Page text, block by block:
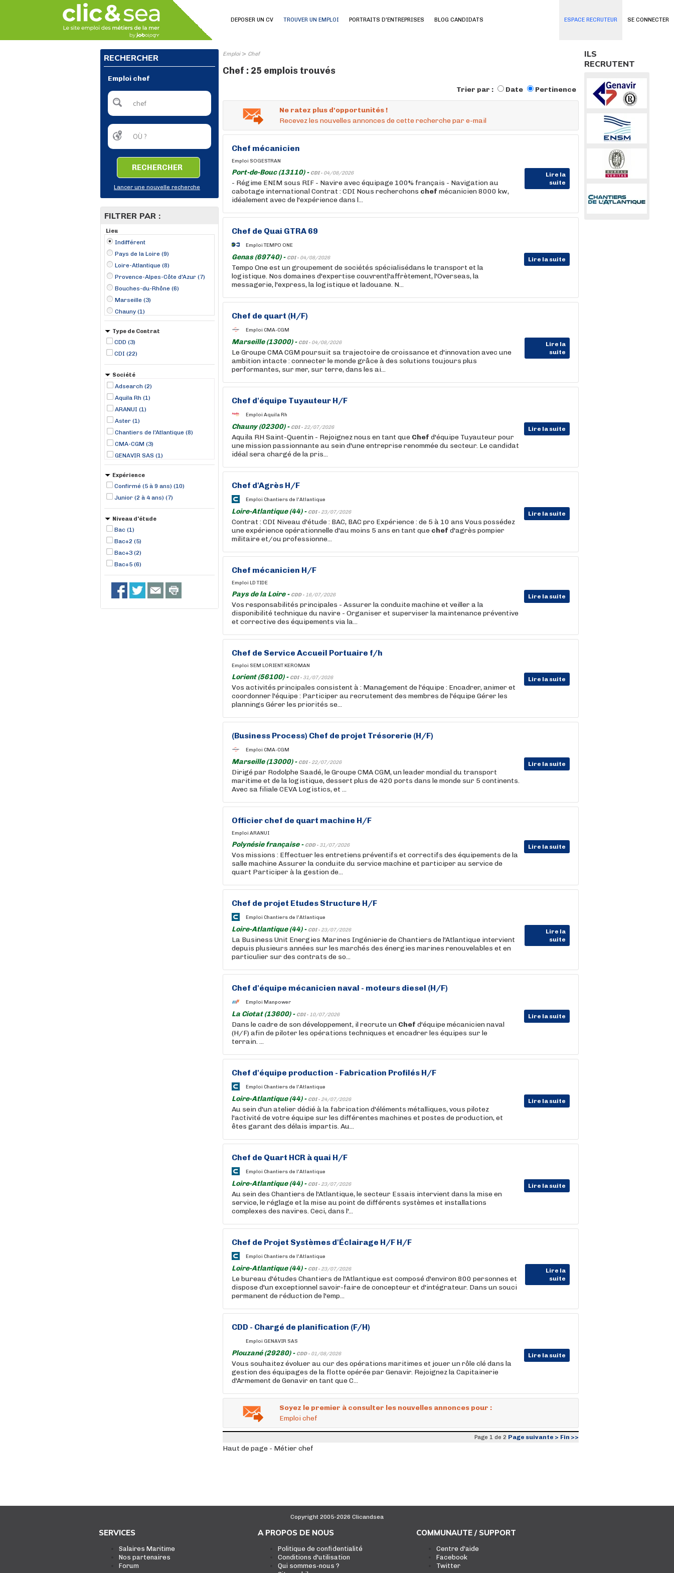
SE CONNECTER
DEPOSER UN CV TROUVER UN EMPLOI PORTRAITS D'ENTREPRISES BLOG CANDIDATS ESPACE RECRUTEUR
RECHERCHER
Emploi chef
RECHERCHER
Lancer une nouvelle recherche
FILTRER PAR :
Lieu
Indifférent
Pays de la Loire (9)
Loire-Atlantique (8)
Provence-Alpes-Côte d'Azur (7)
Bouches-du-Rhône (6)
Marseille (3)
Chauny (1)
Concarneau (1)
Genas (1)
La Ciotat (1)
La Trinité (1)
Type de Contrat
CDD (3)
CDI (22)
Société
Adsearch (2)
Aquila Rh (1)
ARANUI (1)
Aster (1)
Chantiers de l'Atlantique (8)
CMA-CGM (3)
GENAVIR SAS (1)
GROUPE CAYON (1)
LD TIDE (1)
Manpower (1)
Ouest Recrutement (1)
Expérience
Confirmé (5 à 9 ans) (10)
Junior (2 à 4 ans) (7)
Niveau d'étude
Bac (1)
Bac+2 (5)
Bac+3 (2)
Bac+5 (6)
Emploi> Chef
Chef : 25 emplois trouvés
Trier par : Date Pertinence
Ne ratez plus d'opportunités !
Recevez les nouvelles annonces de cette recherche par e-mail
Chef mécanicien
Emploi SOGESTRAN
Port-de-Bouc (13110) - CDI - 04/08/2026
Lire la
suite
- Régime ENIM sous RIF - Navire avec équipage 100% français - Navigation au
cabotage international Contrat : CDI Nous recherchons chef mécanicien 8000 kw,
idéalement avec de l'expérience dans l...
Chef de Quai GTRA 69
Emploi TEMPO ONE
Genas (69740) - CDI - 04/08/2026 Lire la suite
Tempo One est un groupement de sociétés spécialisédans le transport et la
logistique. Nos domaines d'expertise couvrentl'affrètement, l'Overseas, la
messagerie, l'express, la logistique et ladouane. N...
Chef de quart (H/F)
Emploi CMA-CGM
Marseille (13000) - CDI - 04/08/2026
Lire la
suite
Le Groupe CMA CGM poursuit sa trajectoire de croissance et d'innovation avec une
ambition intacte : connecter le monde grâce à des solutions toujours plus
performantes, sur mer, sur terre, dans les ai...
Chef d'équipe Tuyauteur H/F
Emploi Aquila Rh
Chauny (02300) - CDI - 22/07/2026 Lire la suite
Aquila RH Saint-Quentin - Rejoignez nous en tant que Chef d'équipe Tuyauteur pour
une mission passionnante au sein d'une entreprise renommée du secteur. Le candidat
idéal sera chargé de la pris...
Chef d'Agrès H/F
Emploi Chantiers de l'Atlantique
Loire-Atlantique (44) - CDI - 23/07/2026 Lire la suite
Contrat : CDI Niveau d'étude : BAC, BAC pro Expérience : de 5 à 10 ans Vous possédez
une expérience opérationnelle d'au moins 5 ans en tant que chef d'agrès pompier
militaire et/ou professionne...
Chef mécanicien H/F
Emploi LD TIDE
Pays de la Loire - CDD - 16/07/2026 Lire la suite
Vos responsabilités principales - Assurer la conduite machine et veiller a la
disponibilité technique du navire - Organiser et superviser la maintenance préventive
et corrective des équipements via la...
Chef de Service Accueil Portuaire f/h
Emploi SEM LORIENT KEROMAN
Lorient (56100) - CDI - 31/07/2026 Lire la suite
Vos activités principales consistent à : Management de l'équipe : Encadrer, animer et
coordonner l'équipe : Participer au recrutement des membres de l'équipe Gérer les
plannings Gérer les priorités se...
(Business Process) Chef de projet Trésorerie (H/F)
Emploi CMA-CGM
Marseille (13000) - CDI - 22/07/2026 Lire la suite
Dirigé par Rodolphe Saadé, le Groupe CMA CGM, un leader mondial du transport
maritime et de la logistique, dessert plus de 420 ports dans le monde sur 5 continents.
Avec sa filiale CEVA Logistics, et ...
Officier chef de quart machine H/F
Emploi ARANUI
Polynésie française - CDD - 31/07/2026 Lire la suite
Vos missions : Effectuer les entretiens préventifs et correctifs des équipements de la
salle machine Assurer la conduite du service machine et participer au service de
quart Participer à la gestion de...
Chef de projet Etudes Structure H/F
Emploi Chantiers de l'Atlantique
Loire-Atlantique (44) - CDI - 23/07/2026
Lire la
suite
La Business Unit Energies Marines Ingénierie de Chantiers de l'Atlantique intervient
depuis plusieurs années sur les marchés des énergies marines renouvelables et en
particulier sur des contrats de so...
Chef d'équipe mécanicien naval - moteurs diesel (H/F)
Emploi Manpower
La Ciotat (13600) - CDI - 10/07/2026 Lire la suite
Dans le cadre de son développement, il recrute un Chef d'équipe mécanicien naval
(H/F) afin de piloter les opérations techniques et encadrer les équipes sur le
terrain. ...
Chef d'équipe production - Fabrication Profilés H/F
Emploi Chantiers de l'Atlantique
Loire-Atlantique (44) - CDI - 24/07/2026 Lire la suite
Au sein d'un atelier dédié à la fabrication d'éléments métalliques, vous pilotez
l'activité de votre équipe sur les différentes machines et postes de production, et
êtes garant des délais impartis. Au...
Chef de Quart HCR à quai H/F
Emploi Chantiers de l'Atlantique
Loire-Atlantique (44) - CDI - 23/07/2026 Lire la suite
Au sein des Chantiers de l'Atlantique, le secteur Essais intervient dans la mise en
service, le réglage et la mise au point de différents systèmes et installations
complexes des navires. Ceci, dans l'...
Chef de Projet Systèmes d'Éclairage H/F H/F
Emploi Chantiers de l'Atlantique
Loire-Atlantique (44) - CDI - 23/07/2026
Lire la
suite
Le bureau d'études Chantiers de l'Atlantique est composé d'environ 800 personnes et
dispose d'un exceptionnel savoir-faire de concepteur et d'intégrateur. Dans un souci
permanent de réduction de l'emp...
CDD - Chargé de planification (F/H)
Emploi GENAVIR SAS
Plouzané (29280) - CDD - 01/08/2026 Lire la suite
Vous souhaitez évoluer au cur des opérations maritimes et jouer un rôle clé dans la
gestion des équipages de la flotte opérée par Genavir. Rejoignez la Capitainerie
d'Armement de Genavir en tant que C...
Soyez le premier à consulter les nouvelles annonces pour :
Emploi chef
Page 1 de 2 Page suivante > Fin >>
Haut de page - Métier chef
ILS
RECRUTENT
Copyright 2005-2026 Clicandsea
SERVICES
Salaires Maritime
Nos partenaires
Forum
A PROPOS DE NOUS
Politique de confidentialité
Conditions d'utilisation
Qui sommes-nous ?
COMMUNAUTE / SUPPORT
Centre d'aide
Facebook
Twitter